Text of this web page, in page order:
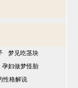
梦见吃茎块
孕妇做梦怪胎
性格解说